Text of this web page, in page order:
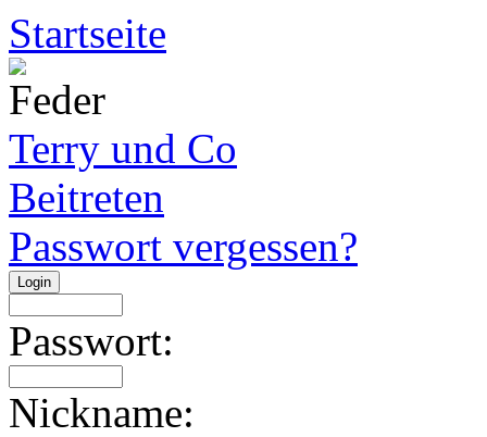
Startseite
Terry und Co
Beitreten
Passwort vergessen?
Passwort:
Nickname: